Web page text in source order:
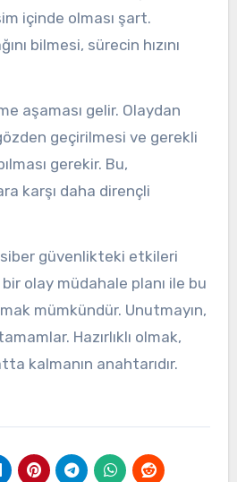
içinde olması şart.
bilmesi, sürecin hızını
aşaması gelir. Olaydan
geçirilmesi ve gerekli
gerekir. Bu,
karşı daha dirençli
güvenlikteki etkileri
olay müdahale planı ile bu
mümkündür. Unutmayın,
Hazırlıklı olmak,
kalmanın anahtarıdır.